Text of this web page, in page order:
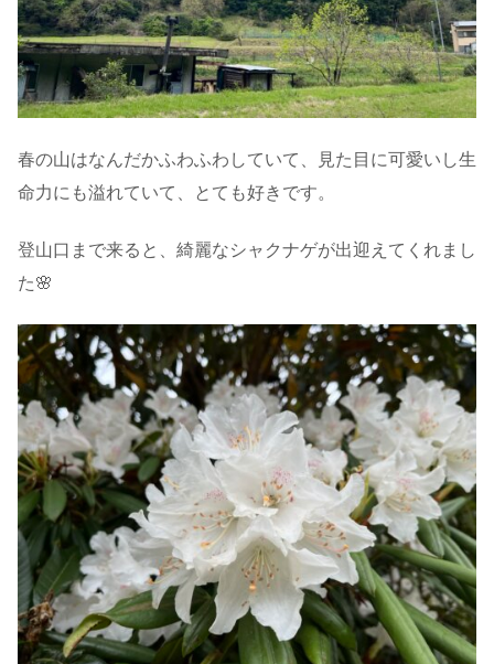
春の山はなんだかふわふわしていて、見た目に可愛いし生
命力にも溢れていて、とても好きです。
登山口まで来ると、綺麗なシャクナゲが出迎えてくれまし
た🌸